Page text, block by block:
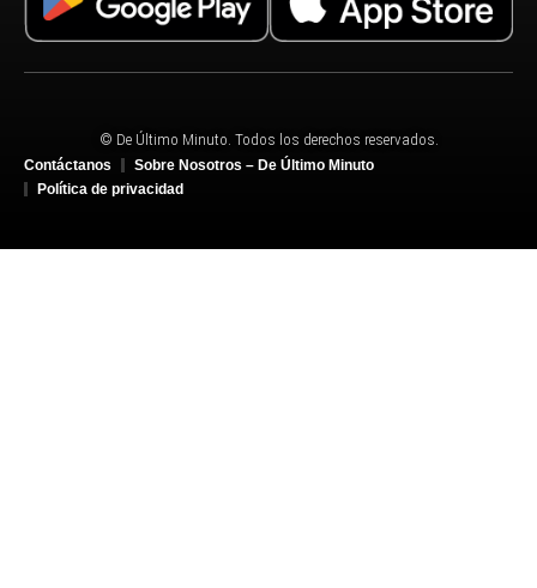
© De Último Minuto. Todos los derechos reservados.
Contáctanos
Sobre Nosotros – De Último Minuto
Política de privacidad